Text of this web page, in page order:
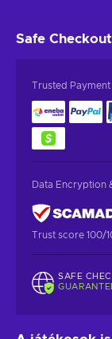
Safe Checkout
Trusted
Data Encryption
Trust score 100/
SAFE